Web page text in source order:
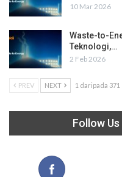
10 Mar 2026
Waste-to-
Teknologi,…
2 Feb 2026
PREV NEXT 1 daripada 371
Follow